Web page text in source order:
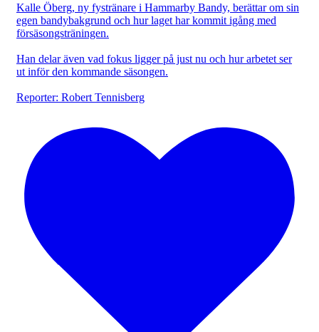
Kalle Öberg, ny fystränare i Hammarby Bandy, berättar om sin
egen bandybakgrund och hur laget har kommit igång med
försäsongsträningen.
Han delar även vad fokus ligger på just nu och hur arbetet ser
ut inför den kommande säsongen.
Reporter: Robert Tennisberg